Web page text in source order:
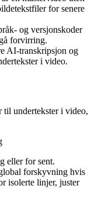
for senere
og versjonskoder
forvirring.
AI-transkripsjon og
i video.
til undertekster i video,
eller for sent.
forskyvning hvis
isolerte linjer, juster